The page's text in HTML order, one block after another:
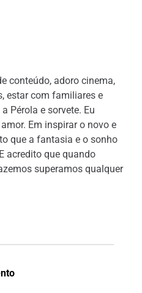
conteúdo, adoro cinema,
estar com familiares e
Pérola e sorvete. Eu
Em inspirar o novo e
que a fantasia e o sonho
acredito que quando
superamos qualquer